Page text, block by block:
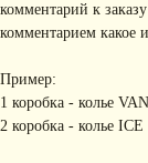
комментарий к
комментарием какое
Пример:
1 коробка - колье
2 коробка - колье ICE